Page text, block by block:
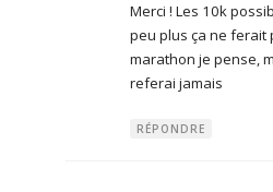
Merci ! Les 10k
peu plus ça ne ferait
marathon je pense,
referai jamais
RÉPONDRE